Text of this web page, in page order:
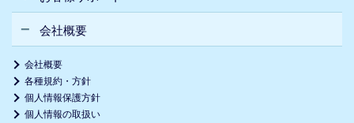
会社概要
会社概要
各種規約・方針
個人情報保護方針
個人情報の取扱い